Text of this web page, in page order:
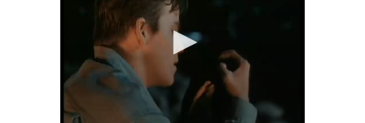
Lukaku Fener’e mi, Beşiktaş’a mı geliyor?
Kayseri Talas İnovasyon Merkezi finale kaldı